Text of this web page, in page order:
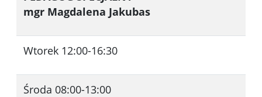
mgr Magdalena Jakubas
Wtorek 12:00-16:30
Środa 08:00-13:00